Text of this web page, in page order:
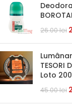
26.00lei
TESORI
Loto
45.00lei